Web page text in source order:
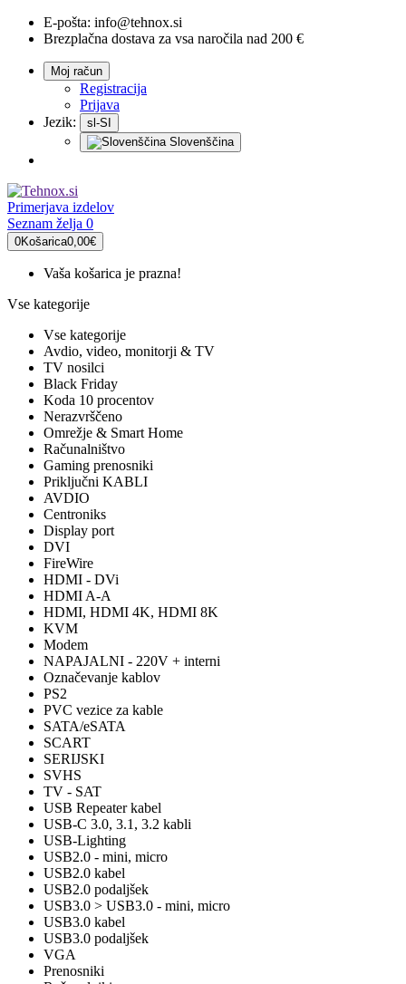
E-pošta: info@tehnox.si
Brezplačna dostava za vsa naročila nad 200 €
Moj račun
Registracija
Prijava
Jezik:
sl-SI
Slovenščina
Primerjava izdelov
Seznam želja 0
0Košarica0,00€
Vaša košarica je prazna!
Vse kategorije
Vse kategorije
Avdio, video, monitorji & TV
TV nosilci
Black Friday
Koda 10 procentov
Nerazvrščeno
Omrežje & Smart Home
Računalništvo
Gaming prenosniki
Priključni KABLI
AVDIO
Centroniks
Display port
DVI
FireWire
HDMI - DVi
HDMI A-A
HDMI, HDMI 4K, HDMI 8K
KVM
Modem
NAPAJALNI - 220V + interni
Označevanje kablov
PS2
PVC vezice za kable
SATA/eSATA
SCART
SERIJSKI
SVHS
TV - SAT
USB Repeater kabel
USB-C 3.0, 3.1, 3.2 kabli
USB-Lighting
USB2.0 - mini, micro
USB2.0 kabel
USB2.0 podaljšek
USB3.0 > USB3.0 - mini, micro
USB3.0 kabel
USB3.0 podaljšek
VGA
Prenosniki